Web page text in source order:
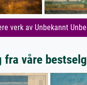
verk av Unbekannt
fra våre